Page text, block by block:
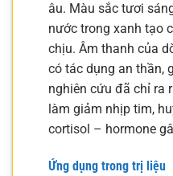
âu. Màu sắc tươi
nước trong xanh tạo
chịu. Âm thanh của
có tác dụng an thần,
nghiên cứu đã chỉ ra
làm giảm nhịp tim,
cortisol – hormone
Ứng dụng trong trị liệu